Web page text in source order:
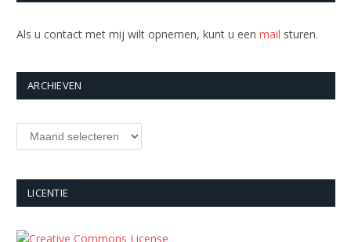
Als u contact met mij wilt opnemen, kunt u een mail sturen.
ARCHIEVEN
Archieven
LICENTIE